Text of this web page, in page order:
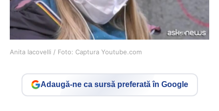
Anita Iacovelli / Foto: Captura Youtube.com
Adaugă-ne ca sursă preferată în Google